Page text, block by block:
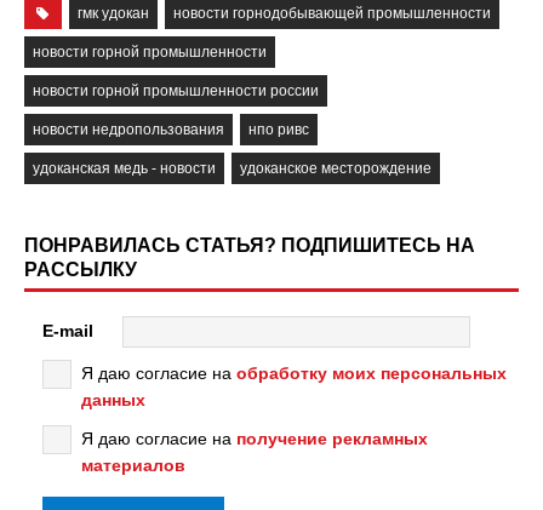
гмк удокан новости горнодобывающей промышленности
новости горной промышленности
новости горной промышленности россии
новости недропользования нпо ривс
удоканская медь - новости удоканское месторождение
ПОНРАВИЛАСЬ СТАТЬЯ? ПОДПИШИТЕСЬ НА
РАССЫЛКУ
E-mail
Я даю согласие на обработку моих персональных
данных
Я даю согласие на получение рекламных
материалов